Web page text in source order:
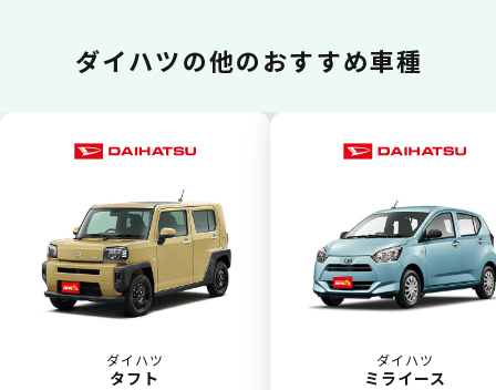
イントが貯まります。
ダイハツの他のおすすめ車種
ダイハツ
タフト
ダイハツ
ミライース